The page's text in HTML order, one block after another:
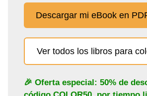
Descargar mi eBook en
Ver todos los libros para
🎉 Oferta especial: 50% de